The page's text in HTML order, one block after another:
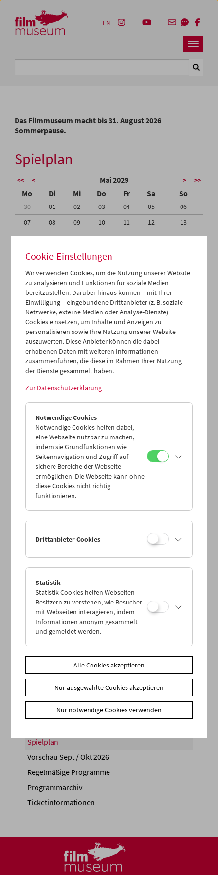
Zum Inhalt
Zum Hauptmenü
Zur Servicenavigation
Zum Suche
Navbar
EN
Das Filmmuseum macht bis 31. August 2026
Sommerpause.
Spielplan
<< < Mai 2029 > >>
Mo Di Mi Do Fr Sa So
30 01 02 03 04 05
06
07
08 09 10 11 12
13
14
15 16 17 18 19
20
21
22 23 24
28
30 01
03
04
05 06 07 08 09
iCalender
Programmheft-PDF
English language or subtitles
< Vorherige Woche
Mo 28.5.
Di 29.5.
Mi 30.5.
Do 31.5.
Sa 2.6.
PROGRAMM ÜBERBLICK
Share on
Spielplan
Vorschau Sept / Okt 2026
Regelmäßige Programme
Programmarchiv
Ticketinformationen
Cookie-Einstellungen
Wir verwenden Cookies, um die Nutzung unserer Website
zu analysieren und Funktionen für soziale Medien
bereitzustellen. Darüber hinaus können – mit Ihrer
Einwilligung – eingebundene Drittanbieter (z. B. soziale
Netzwerke, externe Medien oder Analyse-Dienste)
Cookies einsetzen, um Inhalte und Anzeigen zu
personalisieren sowie Ihre Nutzung unserer Website
auszuwerten. Diese Anbieter können die dabei
erhobenen Daten mit weiteren Informationen
zusammenführen, die diese im Rahmen Ihrer Nutzung
der Dienste gesammelt haben.
Zur Datenschutzerklärung
Notwendige Cookies
Notwendige Cookies helfen dabei,
eine Webseite nutzbar zu machen,
indem sie Grundfunktionen wie
Seitennavigation und Zugriff auf
sichere Bereiche der Webseite
ermöglichen. Die Webseite kann ohne
diese Cookies nicht richtig
funktionieren.
Drittanbieter Cookies
Statistik
Statistik-Cookies helfen Webseiten-
Besitzern zu verstehen, wie Besucher
mit Webseiten interagieren, indem
Informationen anonym gesammelt
und gemeldet werden.
Alle Cookies akzeptieren
Nur ausgewählte Cookies akzeptieren
Nur notwendige Cookies verwenden